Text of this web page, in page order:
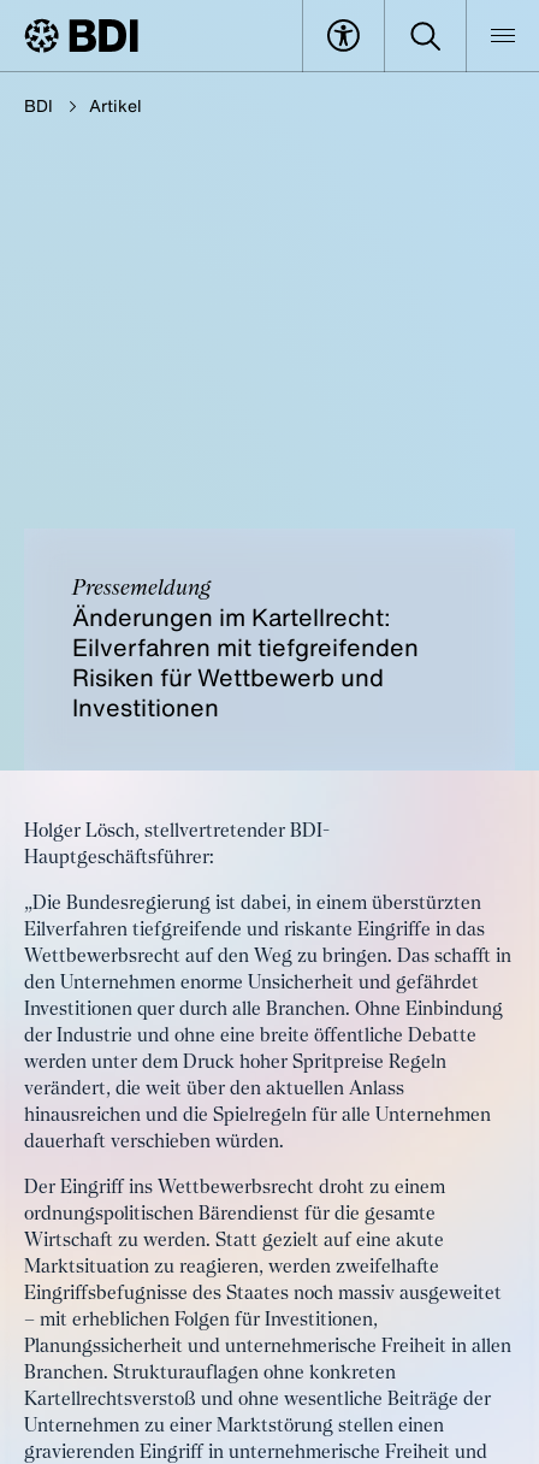
BDI Artikel
Pressemeldung
Änderungen im Kartellrecht:
Eilverfahren mit tiefgreifenden
Risiken für Wettbewerb und
Investitionen
Holger Lösch, stellvertretender BDI-
Hauptgeschäftsführer:
„Die Bundesregierung ist dabei, in einem überstürzten
Eilverfahren tiefgreifende und riskante Eingriffe in das
Wettbewerbsrecht auf den Weg zu bringen. Das schafft in
den Unternehmen enorme Unsicherheit und gefährdet
Investitionen quer durch alle Branchen. Ohne Einbindung
der Industrie und ohne eine breite öffentliche Debatte
werden unter dem Druck hoher Spritpreise Regeln
verändert, die weit über den aktuellen Anlass
hinausreichen und die Spielregeln für alle Unternehmen
dauerhaft verschieben würden.
Der Eingriff ins Wettbewerbsrecht droht zu einem
ordnungspolitischen Bärendienst für die gesamte
Wirtschaft zu werden. Statt gezielt auf eine akute
Marktsituation zu reagieren, werden zweifelhafte
Eingriffsbefugnisse des Staates noch massiv ausgeweitet
– mit erheblichen Folgen für Investitionen,
Planungssicherheit und unternehmerische Freiheit in allen
Branchen. Strukturauflagen ohne konkreten
Kartellrechtsverstoß und ohne wesentliche Beiträge der
Unternehmen zu einer Marktstörung stellen einen
gravierenden Eingriff in unternehmerische Freiheit und